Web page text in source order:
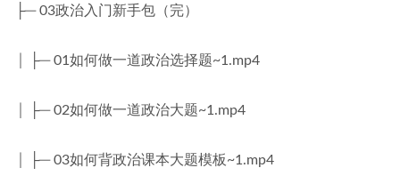
├─ 03政治入门新手包（完）
│ ├─ 01如何做一道政治选择题~1.mp4
│ ├─ 02如何做一道政治大题~1.mp4
│ ├─ 03如何背政治课本大题模板~1.mp4